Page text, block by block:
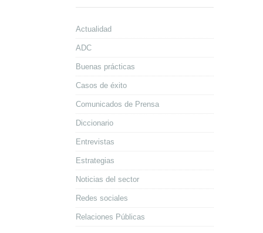
Actualidad
ADC
Buenas prácticas
Casos de éxito
Comunicados de Prensa
Diccionario
Entrevistas
Estrategias
Noticias del sector
Redes sociales
Relaciones Públicas